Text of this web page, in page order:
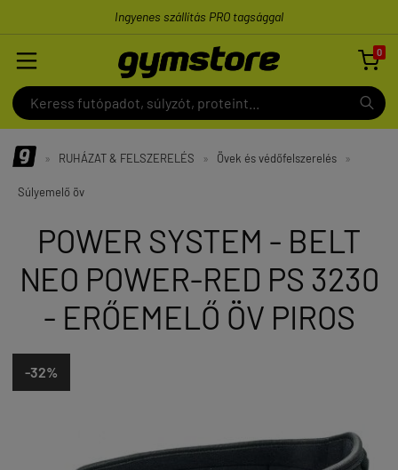
Ingyenes szállítás PRO tagsággal
0

» RUHÁZAT & FELSZERELÉS » Övek és védőfelszerelés »
Súlyemelő öv
POWER SYSTEM - BELT
NEO POWER-RED PS 3230
- ERŐEMELŐ ÖV PIROS
-32%